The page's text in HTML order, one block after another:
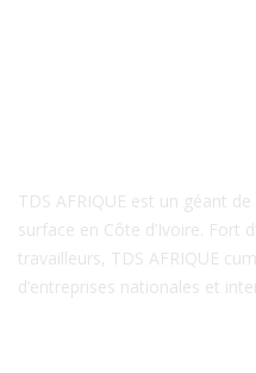
TDS AFRIQUE est un géant
surface en Côte d’Ivoire. Fort
travailleurs, TDS AFRIQUE
d’entreprises nationales et